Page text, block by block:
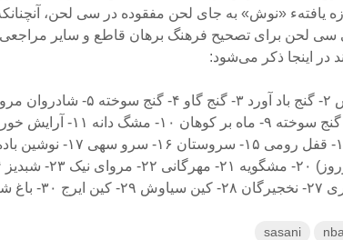
یافتهء «نوش» به جای لحن مفقوده در سی لحن،
سی لحن‌ برای تصحیح فرهنگ برهان قاطع و سایر مراجعی
در اینجا ذکر می‌شود:
شرین {یا شیرین؟}.
sasani